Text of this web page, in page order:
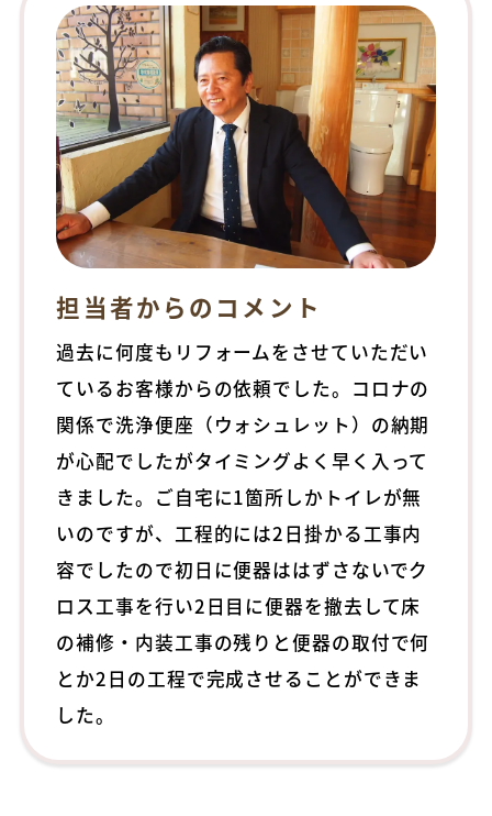
担当者からのコメント
過去に何度もリフォームをさせていただい
ているお客様からの依頼でした。コロナの
関係で洗浄便座（ウォシュレット）の納期
が心配でしたがタイミングよく早く入って
きました。ご自宅に1箇所しかトイレが無
いのですが、工程的には2日掛かる工事内
容でしたので初日に便器ははずさないでク
ロス工事を行い2日目に便器を撤去して床
の補修・内装工事の残りと便器の取付で何
とか2日の工程で完成させることができま
した。